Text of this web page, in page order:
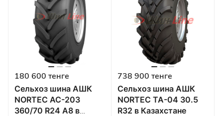
180 600 тенге
Сельхоз шина АШК
NORTEC AC-203
360/70 R24 А8 в
738 900 тенге
Сельхоз шина АШК
NORTEC TA-04 30.5
R32 в Казахстане